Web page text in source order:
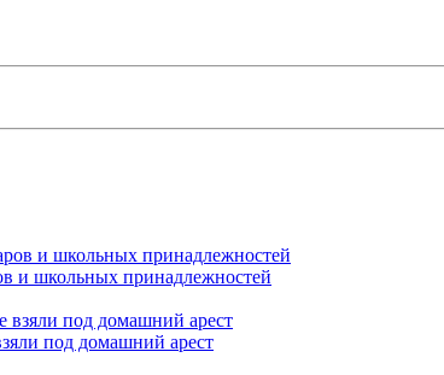
и школьных принадлежностей
под домашний арест